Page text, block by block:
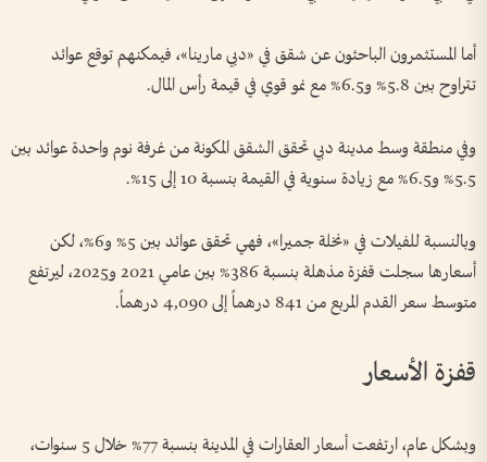
أما المستثمرون الباحثون عن شقق في «دبي مارينا»، فيمكنهم توقع عوائد
تتراوح بين 5.8% و6.5% مع نمو قوي في قيمة رأس المال.
وفي منطقة وسط مدينة دبي تحقق الشقق المكونة من غرفة نوم واحدة عوائد بين
5.5% و6.5% مع زيادة سنوية في القيمة بنسبة 10 إلى 15%.
وبالنسبة للفيلات في «نخلة جميرا»، فهي تحقق عوائد بين 5% و6%، لكن
أسعارها سجلت قفزة مذهلة بنسبة 386% بين عامي 2021 و2025، ليرتفع
متوسط سعر القدم المربع من 841 درهماً إلى 4,090 درهماً.
قفزة الأسعار
وبشكل عام، ارتفعت أسعار العقارات في المدينة بنسبة 77% خلال 5 سنوات،